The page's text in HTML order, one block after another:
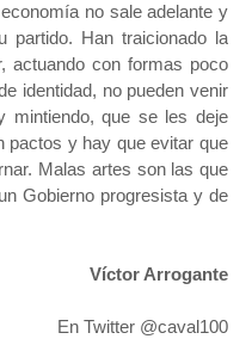
no sale adelante y
partido. Han traicionado la
actuando con formas poco
identidad, no pueden venir
mintiendo, que se les deje
pactos y hay que evitar que
Malas artes son las que
Gobierno progresista y de
Víctor Arrogante
En Twitter @caval100